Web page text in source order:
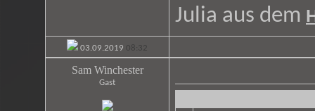
Julia aus dem
03.09.2019 08:32
Sam Winchester
Gast